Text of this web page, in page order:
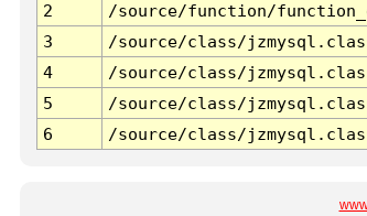
2
/source/function/
3
/source/class/
4
/source/class/
5
/source/class/
6
/source/class/